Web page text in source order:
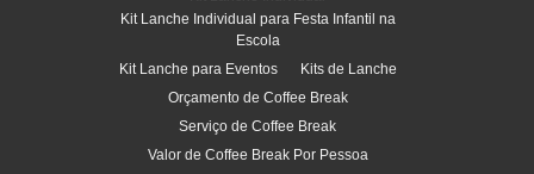
Kit Lanche Individual para Festa Infantil na
Escola
Kit Lanche para Eventos
Kits de Lanche
Orçamento de Coffee Break
Serviço de Coffee Break
Valor de Coffee Break Por Pessoa